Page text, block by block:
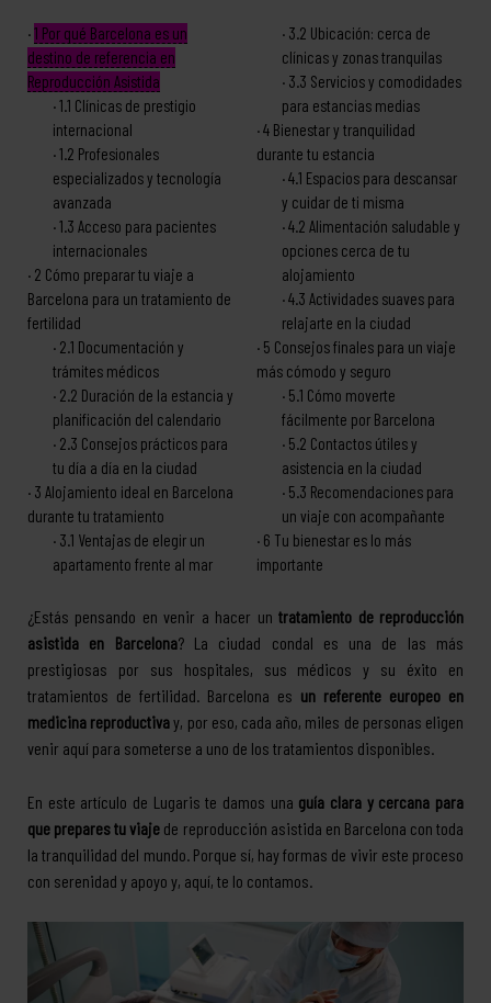
1 Por qué Barcelona es un
destino de referencia en
Reproducción Asistida
1.1 Clínicas de prestigio
internacional
1.2 Profesionales
especializados y tecnología
avanzada
1.3 Acceso para pacientes
internacionales
2 Cómo preparar tu viaje a
Barcelona para un tratamiento de
fertilidad
2.1 Documentación y
trámites médicos
2.2 Duración de la estancia y
planificación del calendario
2.3 Consejos prácticos para
tu día a día en la ciudad
3 Alojamiento ideal en Barcelona
durante tu tratamiento
3.1 Ventajas de elegir un
apartamento frente al mar
3.2 Ubicación: cerca de
clínicas y zonas tranquilas
3.3 Servicios y comodidades
para estancias medias
4 Bienestar y tranquilidad
durante tu estancia
4.1 Espacios para descansar
y cuidar de ti misma
4.2 Alimentación saludable y
opciones cerca de tu
alojamiento
4.3 Actividades suaves para
relajarte en la ciudad
5 Consejos finales para un viaje
más cómodo y seguro
5.1 Cómo moverte
fácilmente por Barcelona
5.2 Contactos útiles y
asistencia en la ciudad
5.3 Recomendaciones para
un viaje con acompañante
6 Tu bienestar es lo más
importante
¿Estás pensando en venir a hacer un tratamiento de reproducción
asistida en Barcelona? La ciudad condal es una de las más
prestigiosas por sus hospitales, sus médicos y su éxito en
tratamientos de fertilidad. Barcelona es un referente europeo en
medicina reproductivay, por eso, cada año, miles de personas eligen
venir aquí para someterse a uno de los tratamientos disponibles.
En este artículo de Lugaris te damos una guía clara y cercana para
que prepares tu viaje de reproducción asistida en Barcelona con toda
la tranquilidad del mundo. Porque sí, hay formas de vivir este proceso
con serenidad y apoyo y, aquí, te lo contamos.